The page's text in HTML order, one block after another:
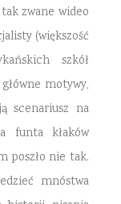
zwane wideo
(większość
szkół
motywy,
scenariusz na
funta kłaków
poszło nie tak.
mnóstwa